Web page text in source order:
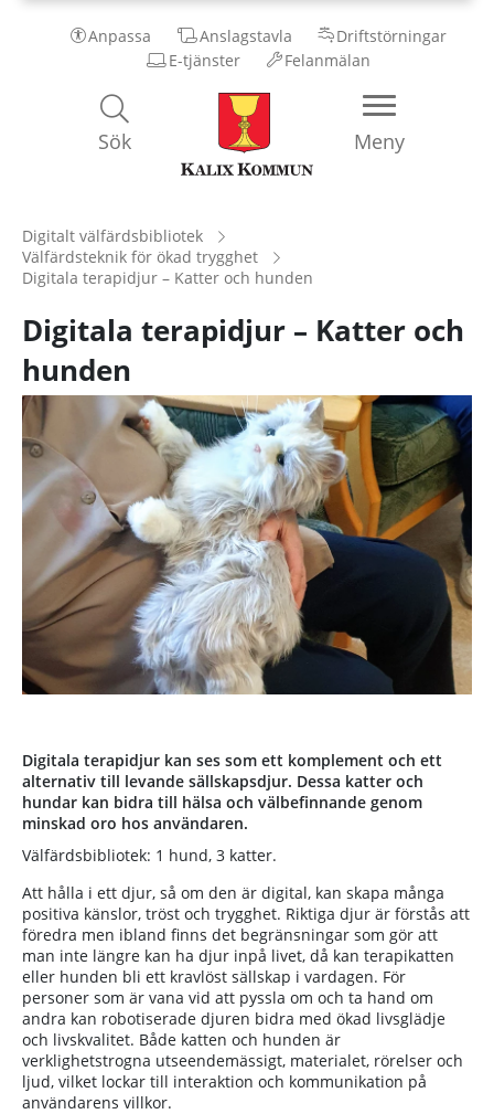
Anpassa Anslagstavla
Driftstörningar
E-tjänster
Felanmälan
Kalix
Kommun
Meny
Sök
Digitalt välfärdsbibliotek
Välfärdsteknik för ökad trygghet
Digitala terapidjur – Katter och hunden
Digitala terapidjur – Katter och
hunden
Digitala terapidjur kan ses som ett komplement och ett
alternativ till levande sällskapsdjur. Dessa katter och
hundar kan bidra till hälsa och välbefinnande genom
minskad oro hos användaren.
Välfärdsbibliotek: 1 hund, 3 katter.
Att hålla i ett djur, så om den är digital, kan skapa många
positiva känslor, tröst och trygghet. Riktiga djur är förstås att
föredra men ibland finns det begränsningar som gör att
man inte längre kan ha djur inpå livet, då kan terapikatten
eller hunden bli ett kravlöst sällskap i vardagen. För
personer som är vana vid att pyssla om och ta hand om
andra kan robotiserade djuren bidra med ökad livsglädje
och livskvalitet. Både katten och hunden är
verklighetstrogna utseendemässigt, materialet, rörelser och
ljud, vilket lockar till interaktion och kommunikation på
användarens villkor.